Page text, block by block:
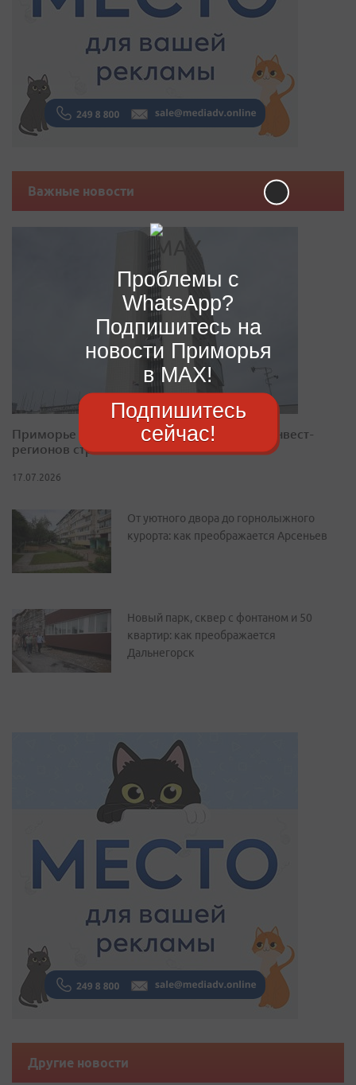
Важные новости
Приморье закрепилось в десятке лучших инвест-
регионов страны
17.07.2026
От уютного двора до горнолыжного
курорта: как преображается Арсеньев
Новый парк, сквер с фонтаном и 50
квартир: как преображается
Дальнегорск
Другие новости
Проблемы с
WhatsApp?
Подпишитесь на
новости Приморья
в MAX!
Подпишитесь
сейчас!